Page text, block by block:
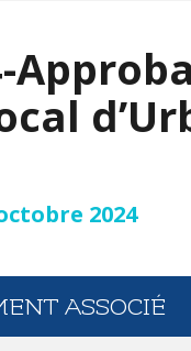
2024
ASSOCIÉ